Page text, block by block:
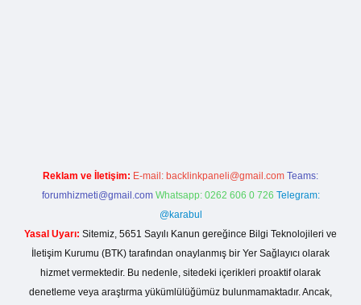
Reklam ve İletişim: E-mail: backlinkpaneli@gmail.com Teams:
forumhizmeti@gmail.com Whatsapp: 0262 606 0 726 Telegram:
@karabul
Yasal Uyarı: Sitemiz, 5651 Sayılı Kanun gereğince Bilgi Teknolojileri ve
İletişim Kurumu (BTK) tarafından onaylanmış bir Yer Sağlayıcı olarak
hizmet vermektedir. Bu nedenle, sitedeki içerikleri proaktif olarak
denetleme veya araştırma yükümlülüğümüz bulunmamaktadır. Ancak,